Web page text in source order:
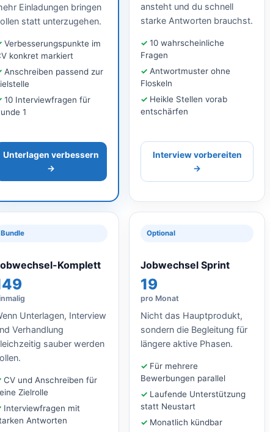
Einladungen bringen
statt unterzugehen.
Verbesserungspunkte im
konkret markiert
Anschreiben passend zur
10 Interviewfragen für
1
Unterlagen verbessern
→
ansteht und du schnell
starke Antworten brauchst.
10 wahrscheinliche
Fragen
Antwortmuster ohne
Floskeln
Heikle Stellen vorab
entschärfen
Interview vorbereiten
→
Bundle
Komplett
Unterlagen, Interview
Verhandlung
sauber werden
CV und Anschreiben für
Zielrolle
Interviewfragen mit
Antworten
Optional
Jobwechsel Sprint
19
pro Monat
Nicht das Hauptprodukt,
sondern die Begleitung für
längere aktive Phasen.
Für mehrere
Bewerbungen parallel
Laufende Unterstützung
statt Neustart
Monatlich kündbar